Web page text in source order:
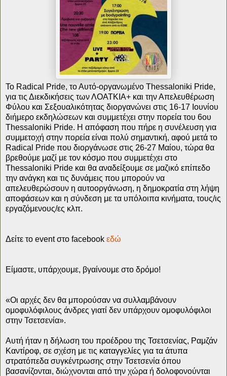
Το Radical Pride, το Αυτό-οργανωμένο Thessaloniki Pride,
για τις Διεκδικήσεις των ΛΟΑΤΚΙΑ+ και την Απελευθέρωση
Φύλου και Σεξουαλικότητας διοργανώνει στις 16-17 Ιουνίου
διήμερο εκδηλώσεων και συμμετέχει στην πορεία του 6ου
Thessaloniki Pride. Η απόφαση που πήρε η συνέλευση για
συμμετοχή στην πορεία είναι πολύ σημαντική, αφού μετά το
Radical Pride που διοργάνωσε στις 26-27 Μαίου, τώρα θα
βρεθούμε μαζί με τον κόσμο που συμμετέχει στο
Thessaloniki Pride και θα αναδείξουμε σε μαζικό επίπεδο
την ανάγκη και τις δυνάμεις που μπορούν να
απελευθερώσουν η αυτοοργάνωση, η δημοκρατία στη λήψη
αποφάσεων και η σύνδεση με τα υπόλοιπα κινήματα, τους/ις
εργαζόμενους/ες κλπ.
Δείτε το event στο facebook εδώ
Είμαστε, υπάρχουμε, βγαίνουμε στο δρόμο!
«Οι αρχές δεν θα μπορούσαν να συλλαμβάνουν
ομοφυλόφιλους άνδρες γιατί δεν υπάρχουν ομοφυλόφιλοι
στην Τσετσενία».
Αυτή ήταν η δήλωση του προέδρου της Τσετσενίας, Ραμζάν
Καντίροφ, σε σχέση με τις καταγγελίες για τα άτυπα
στρατόπεδα συγκέντρωσης στην Τσετσενία όπου
βασανίζονται, διώχνονται από την χώρα ή δολοφονούνται